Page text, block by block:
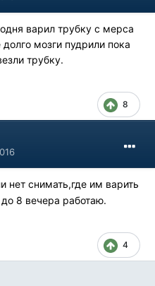
варил трубку с мерса
мозги пудрили пока
трубку.
8
нет снимать,где им варить
8 вечера работаю.
4